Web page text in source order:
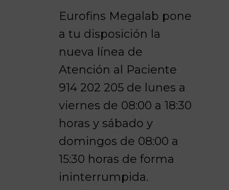
Eurofins Megalab pone
a tu disposición la
nueva línea de
Atención al Paciente
914 202 205 de lunes a
viernes de 08:00 a 18:30
horas y sábado y
domingos de 08:00 a
15:30 horas de forma
ininterrumpida.